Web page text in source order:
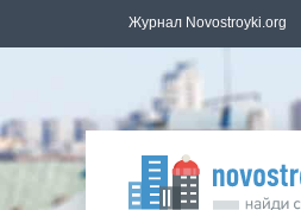
Журнал Novostroyki.org